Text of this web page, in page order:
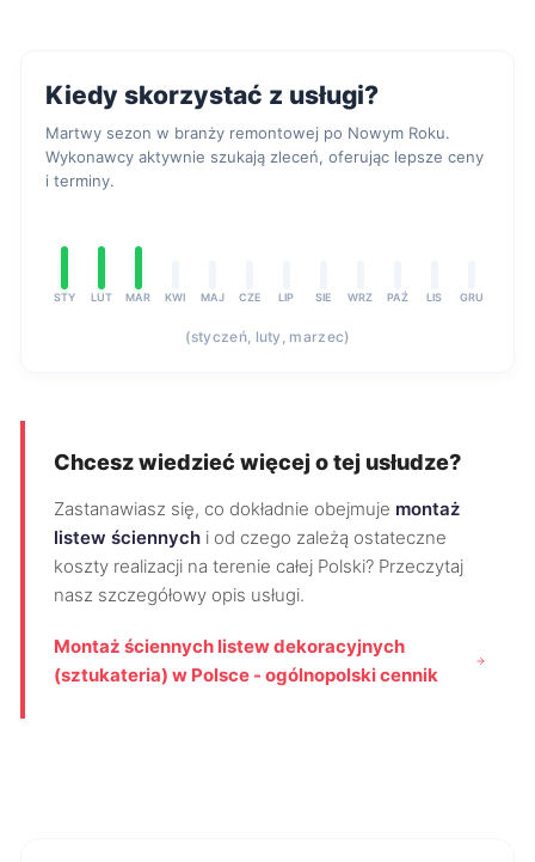
Kiedy skorzystać z usługi?
Martwy sezon w branży remontowej po Nowym Roku.
Wykonawcy aktywnie szukają zleceń, oferując lepsze ceny
i terminy.
STY LUT MAR KWI MAJ CZE LIP SIE WRZ PAŹ LIS GRU
(styczeń, luty, marzec)
Chcesz wiedzieć więcej o tej usłudze?
Zastanawiasz się, co dokładnie obejmuje montaż
listew ściennych i od czego zależą ostateczne
koszty realizacji na terenie całej Polski? Przeczytaj
nasz szczegółowy opis usługi.
Montaż ściennych listew dekoracyjnych
(sztukateria) w Polsce - ogólnopolski cennik